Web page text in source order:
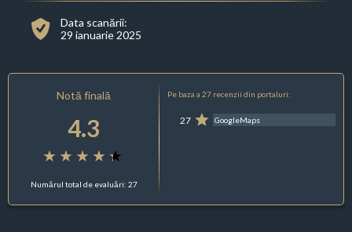
Data scanării:
29 ianuarie 2025
Notă finală
4.3
Numărul total de evaluări: 27
Pe baza a 27 recenzii din portaluri:
27 GoogleMaps